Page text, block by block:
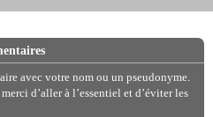
avec votre nom ou un pseudonyme.
d’aller à l’essentiel et d’éviter les